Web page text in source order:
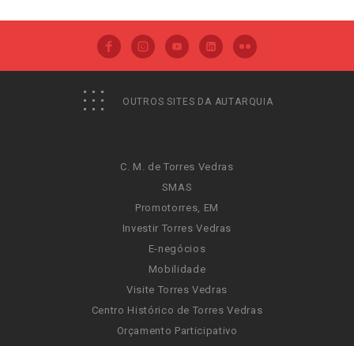
OUTROS SITES DA AUTARQUIA
C. M. de Torres Vedras
SMAS
Promotorres, EM
Investir Torres Vedras
E-negócios
Mobilidade
Visite Torres Vedras
Centro Histórico de Torres Vedras
Orçamento Participativo